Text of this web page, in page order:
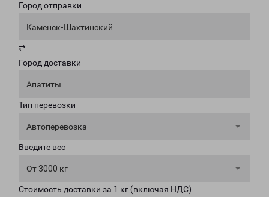
Город отправки
Каменск-Шахтинский
⇄
Город доставки
Апатиты
Тип перевозки
Автоперевозка
Введите вес
От 3000 кг
Стоимость доставки за 1 кг (включая НДС)